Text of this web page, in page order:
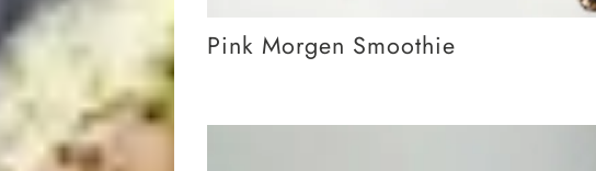
Pink Morgen Smoothie